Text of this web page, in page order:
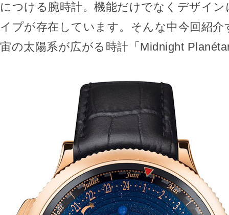
につける腕時計。機能だけでなくデザイ
イプが存在しています。そんな中今回紹介
宙の太陽系が広がる時計「Midnight